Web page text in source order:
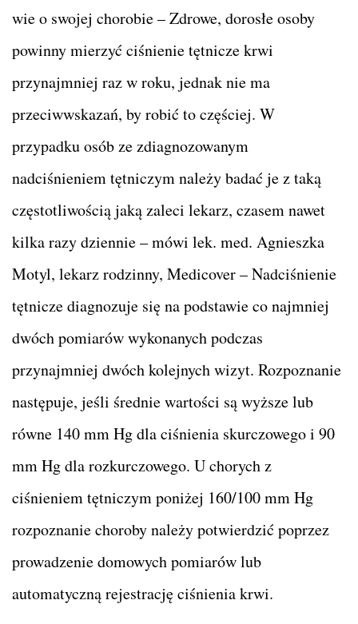
wie o swojej chorobie – Zdrowe, dorosłe osoby
powinny mierzyć ciśnienie tętnicze krwi
przynajmniej raz w roku, jednak nie ma
przeciwwskazań, by robić to częściej. W
przypadku osób ze zdiagnozowanym
nadciśnieniem tętniczym należy badać je z taką
częstotliwością jaką zaleci lekarz, czasem nawet
kilka razy dziennie – mówi lek. med. Agnieszka
Motyl, lekarz rodzinny, Medicover – Nadciśnienie
tętnicze diagnozuje się na podstawie co najmniej
dwóch pomiarów wykonanych podczas
przynajmniej dwóch kolejnych wizyt. Rozpoznanie
następuje, jeśli średnie wartości są wyższe lub
równe 140 mm Hg dla ciśnienia skurczowego i 90
mm Hg dla rozkurczowego. U chorych z
ciśnieniem tętniczym poniżej 160/100 mm Hg
rozpoznanie choroby należy potwierdzić poprzez
prowadzenie domowych pomiarów lub
automatyczną rejestrację ciśnienia krwi.